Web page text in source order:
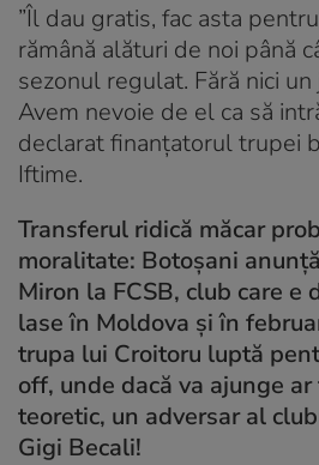
”Îl dau gratis, fac asta
rămână alături de noi până
sezonul regulat. Fără nici
Avem nevoie de el ca să
declarat finanțatorul trupei
Iftime.
Transferul ridică măcar
moralitate: Botoșani
Miron la FCSB, club care e
lase în Moldova și în
trupa lui Croitoru luptă
off, unde dacă va ajunge
teoretic, un adversar al
Gigi Becali!